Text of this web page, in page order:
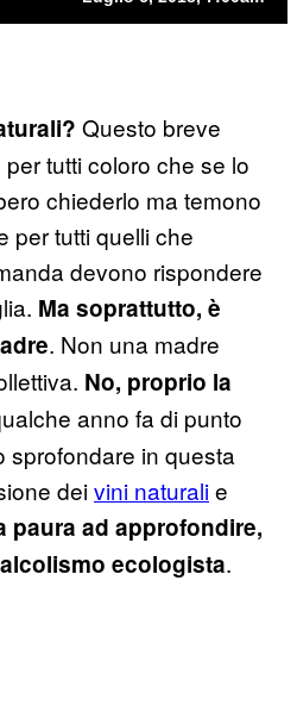
Questo breve
tutti coloro che se lo
chiederlo ma temono
per tutti quelli che
devono rispondere
Ma soprattutto, è
. Non una madre
No, proprio la
anno fa di punto
sprofondare in questa
deivini naturalie
paura ad approfondire,
ecologista.